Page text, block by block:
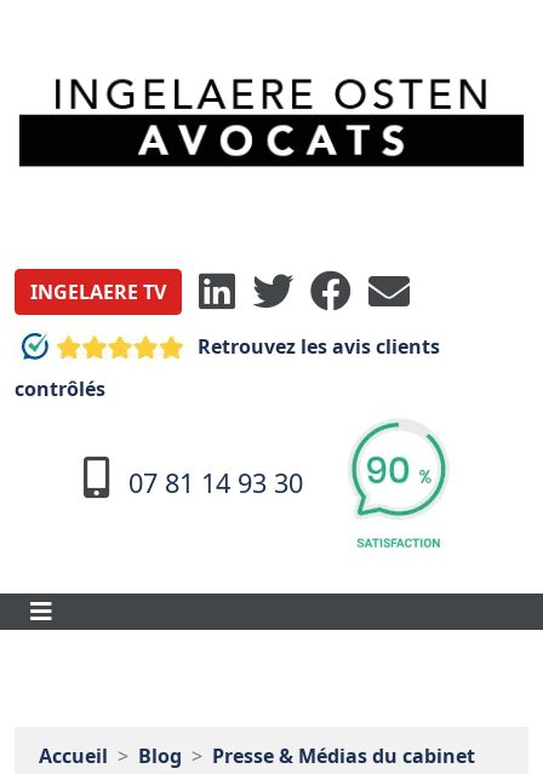
INGELAERE TV
Retrouvez les avis clients
contrôlés
07 81 14 93 30
Accueil Blog Presse & Médias du cabinet